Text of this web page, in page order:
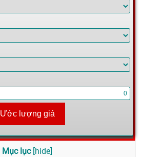
Ước lượng giá
Mục lục [hide]